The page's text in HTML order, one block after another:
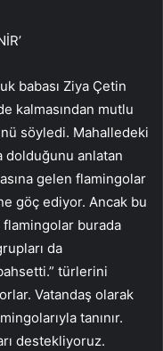
babası Ziya Çetin
kalmasından mutlu
söyledi. Mahalledeki
dolduğunu anlatan
gelen flamingolar
göç ediyor. Ancak bu
flamingolar burada
da
türlerini
Vatandaş olarak
tanınır.
destekliyoruz.